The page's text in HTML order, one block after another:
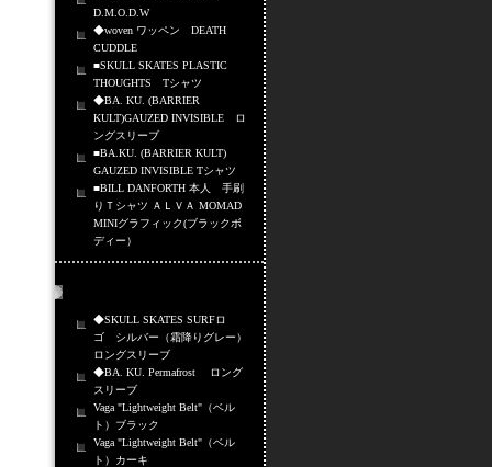
D.M.O.D.W
◆woven ワッペン DEATH
CUDDLE
■SKULL SKATES PLASTIC
THOUGHTS Tシャツ
◆BA. KU. (BARRIER
KULT)GAUZED INVISIBLE ロ
ングスリーブ
■BA.KU. (BARRIER KULT)
GAUZED INVISIBLE Tシャツ
■BILL DANFORTH 本人 手刷
りＴシャツ ＡＬＶＡ MOMAD
MINIグラフィック(ブラックボ
ディー）
◆SKULL SKATES SURFロ
ゴ シルバー（霜降りグレー）
ロングスリーブ
◆BA. KU. Permafrost ロング
スリーブ
Vaga "Lightweight Belt"（ベル
ト）ブラック
Vaga "Lightweight Belt"（ベル
ト）カーキ